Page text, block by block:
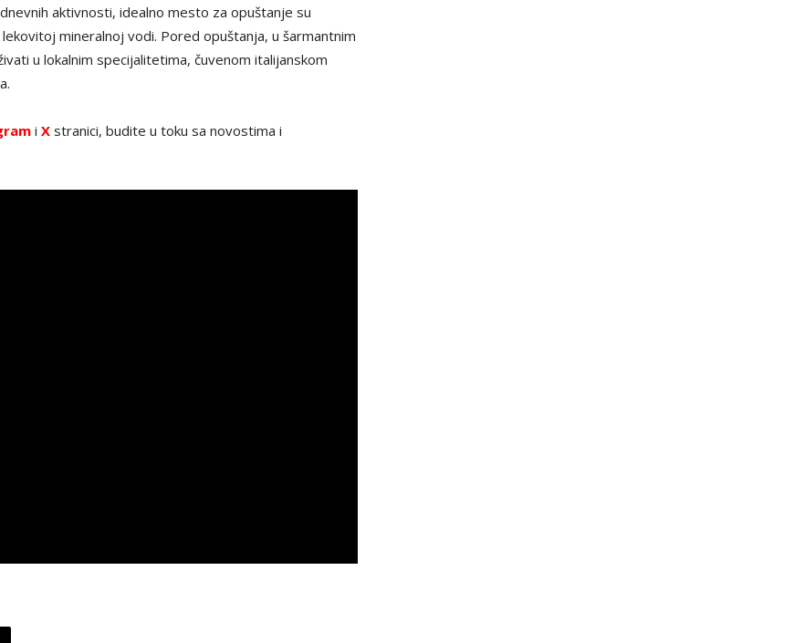
aktivnosti, idealno mesto za opuštanje su
mineralnoj vodi. Pored opuštanja, u šarmantnim
u lokalnim specijalitetima, čuvenom italijanskom
i X stranici, budite u toku sa novostima i